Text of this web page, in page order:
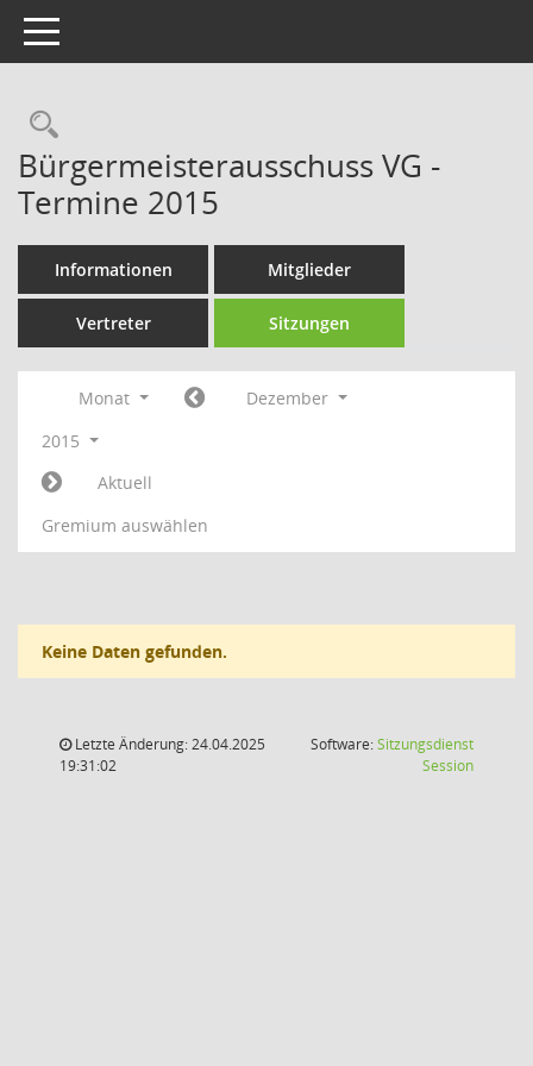
Toggle navigation
Rechercheauswahl
Bürgermeisterausschuss VG -
Termine 2015
Informationen Mitglieder
Vertreter Sitzungen
Monat
Dezember
2015
Aktuell
Gremium auswählen
Keine Daten gefunden.
Letzte Änderung: 24.04.2025
19:31:02
Software:Sitzungsdienst
Session(Wird in